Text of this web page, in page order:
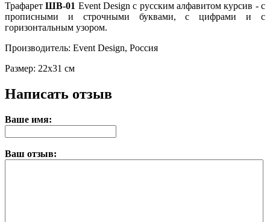
ТрафаретШВ-01 Event Design с русским алфавитом курсив - с
прописными и строчными буквами, с цифрами и с
горизонтальным узором.
Производитель: Event Design, Россия
Размер: 22х31 см
Написать отзыв
Ваше имя:
Ваш отзыв: